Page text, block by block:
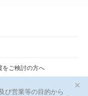
をご検討の方へ
び営業等の目的から
×